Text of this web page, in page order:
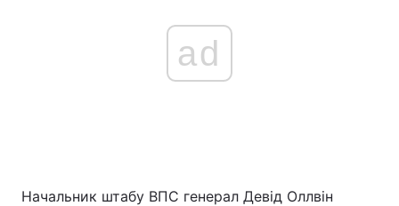
ad
Начальник штабу ВПС генерал Девід Оллвін